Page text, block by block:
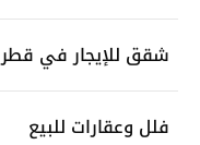
شقق للإيجار في قطر
فلل وعقارات للبيع